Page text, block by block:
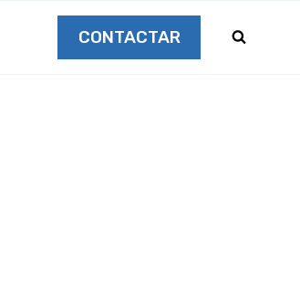
CONTACTAR